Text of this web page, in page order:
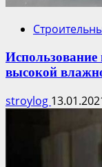
высокой
stroylog